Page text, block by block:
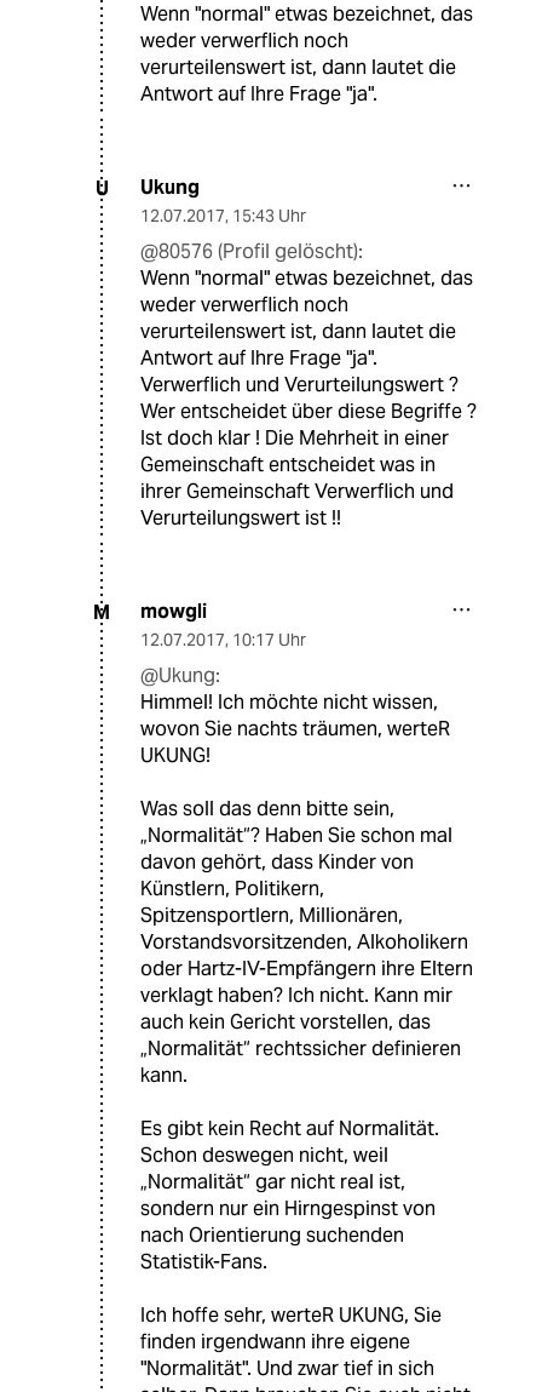
Wenn "normal" etwas bezeichnet, das
weder verwerflich noch
verurteilenswert ist, dann lautet die
Antwort auf Ihre Frage "ja".
U Ukung
12.07.2017, 15:43 Uhr
@80576 (Profil gelöscht):
Wenn "normal" etwas bezeichnet, das
weder verwerflich noch
verurteilenswert ist, dann lautet die
Antwort auf Ihre Frage "ja".
Verwerflich und Verurteilungswert ?
Wer entscheidet über diese Begriffe ?
Ist doch klar ! Die Mehrheit in einer
Gemeinschaft entscheidet was in
ihrer Gemeinschaft Verwerflich und
Verurteilungswert ist !!
M mowgli
12.07.2017, 10:17 Uhr
@Ukung:
Himmel! Ich möchte nicht wissen,
wovon Sie nachts träumen, werteR
UKUNG!
Was soll das denn bitte sein,
„Normalität“? Haben Sie schon mal
davon gehört, dass Kinder von
Künstlern, Politikern,
Spitzensportlern, Millionären,
Vorstandsvorsitzenden, Alkoholikern
oder Hartz-IV-Empfängern ihre Eltern
verklagt haben? Ich nicht. Kann mir
auch kein Gericht vorstellen, das
„Normalität“ rechtssicher definieren
kann.
Es gibt kein Recht auf Normalität.
Schon deswegen nicht, weil
„Normalität“ gar nicht real ist,
sondern nur ein Hirngespinst von
nach Orientierung suchenden
Statistik-Fans.
Ich hoffe sehr, werteR UKUNG, Sie
finden irgendwann ihre eigene
"Normalität". Und zwar tief in sich